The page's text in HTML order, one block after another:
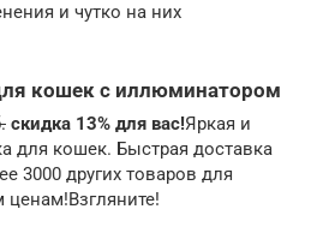
и чутко на них
кошек с иллюминатором
скидка 13% для вас!Яркая и
для кошек. Быстрая доставка
3000 других товаров для